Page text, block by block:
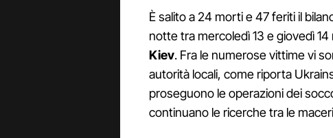
È salito a 24 morti e 47 feriti il
notte tra mercoledì 13 e giovedì
Kiev. Fra le numerose vittime vi
autorità locali, come riporta
proseguono le operazioni dei
continuano le ricerche tra le